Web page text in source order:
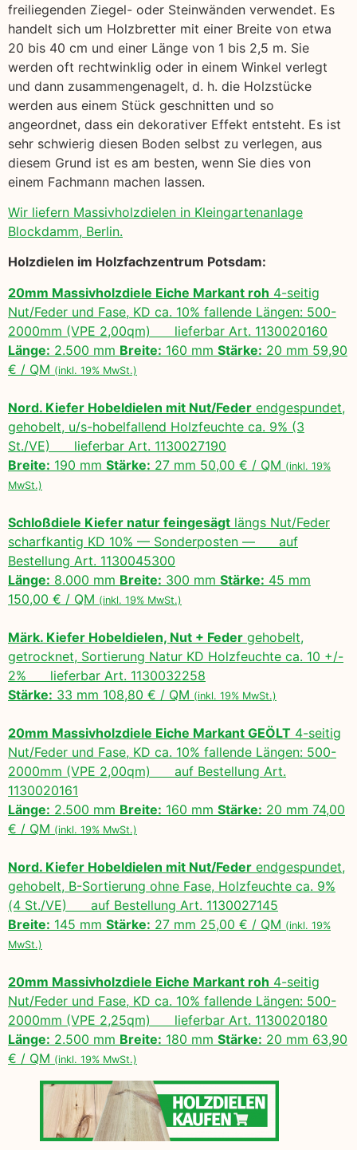
freiliegenden Ziegel- oder Steinwänden verwendet. Es
handelt sich um Holzbretter mit einer Breite von etwa
20 bis 40 cm und einer Länge von 1 bis 2,5 m. Sie
werden oft rechtwinklig oder in einem Winkel verlegt
und dann zusammengenagelt, d. h. die Holzstücke
werden aus einem Stück geschnitten und so
angeordnet, dass ein dekorativer Effekt entsteht. Es ist
sehr schwierig diesen Boden selbst zu verlegen, aus
diesem Grund ist es am besten, wenn Sie dies von
einem Fachmann machen lassen.
Wir liefern Massivholzdielen in Kleingartenanlage
Blockdamm, Berlin.
Holzdielen im Holzfachzentrum Potsdam:
20mm Massivholzdiele Eiche Markant roh 4-seitig
Nut/Feder und Fase, KD ca. 10% fallende Längen: 500-
2000mm (VPE 2,00qm) lieferbar Art. 1130020160
Länge: 2.500 mm Breite: 160 mm Stärke: 20 mm 59,90
€ / QM (inkl. 19% MwSt.)
Nord. Kiefer Hobeldielen mit Nut/Feder endgespundet,
gehobelt, u/s-hobelfallend Holzfeuchte ca. 9% (3
St./VE) lieferbar Art. 1130027190
Breite: 190 mm Stärke: 27 mm 50,00 € / QM (inkl. 19%
MwSt.)
Schloßdiele Kiefer natur feingesägt längs Nut/Feder
scharfkantig KD 10% — Sonderposten — auf
Bestellung Art. 1130045300
Länge: 8.000 mm Breite: 300 mm Stärke: 45 mm
150,00 € / QM (inkl. 19% MwSt.)
Märk. Kiefer Hobeldielen, Nut + Feder gehobelt,
getrocknet, Sortierung Natur KD Holzfeuchte ca. 10 +/-
2% lieferbar Art. 1130032258
Stärke: 33 mm 108,80 € / QM (inkl. 19% MwSt.)
20mm Massivholzdiele Eiche Markant GEÖLT 4-seitig
Nut/Feder und Fase, KD ca. 10% fallende Längen: 500-
2000mm (VPE 2,00qm) auf Bestellung Art.
1130020161
Länge: 2.500 mm Breite: 160 mm Stärke: 20 mm 74,00
€ / QM (inkl. 19% MwSt.)
Nord. Kiefer Hobeldielen mit Nut/Feder endgespundet,
gehobelt, B-Sortierung ohne Fase, Holzfeuchte ca. 9%
(4 St./VE) auf Bestellung Art. 1130027145
Breite: 145 mm Stärke: 27 mm 25,00 € / QM (inkl. 19%
MwSt.)
20mm Massivholzdiele Eiche Markant roh 4-seitig
Nut/Feder und Fase, KD ca. 10% fallende Längen: 500-
2000mm (VPE 2,25qm) lieferbar Art. 1130020180
Länge: 2.500 mm Breite: 180 mm Stärke: 20 mm 63,90
€ / QM (inkl. 19% MwSt.)